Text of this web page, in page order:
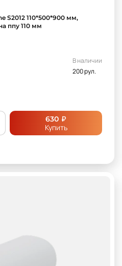
плотности
S2012 110*500*900 мм,
ппу 110 мм
В наличии
200 рул.
630 ₽
Купить